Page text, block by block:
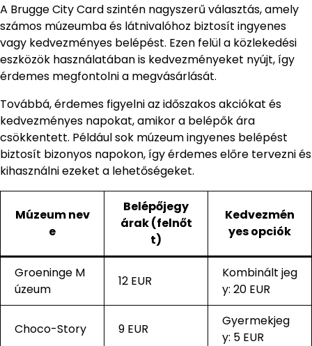
A Brugge City Card szintén nagyszerű választás, amely
számos múzeumba és látnivalóhoz biztosít ingyenes
vagy kedvezményes belépést. Ezen felül a közlekedési
eszközök használatában is kedvezményeket nyújt, így
érdemes megfontolni a megvásárlását.
Továbbá, érdemes figyelni az időszakos akciókat és
kedvezményes napokat, amikor a belépők ára
csökkentett. Például sok múzeum ingyenes belépést
biztosít bizonyos napokon, így érdemes előre tervezni és
kihasználni ezeket a lehetőségeket.
Múzeum nev
e
Belépőjegy
árak (felnőt
t)
Kedvezmén
yes opciók
Groeninge M
úzeum
12 EUR
Kombinált jeg
y: 20 EUR
Choco-Story 9 EUR
Gyermekjeg
y: 5 EUR